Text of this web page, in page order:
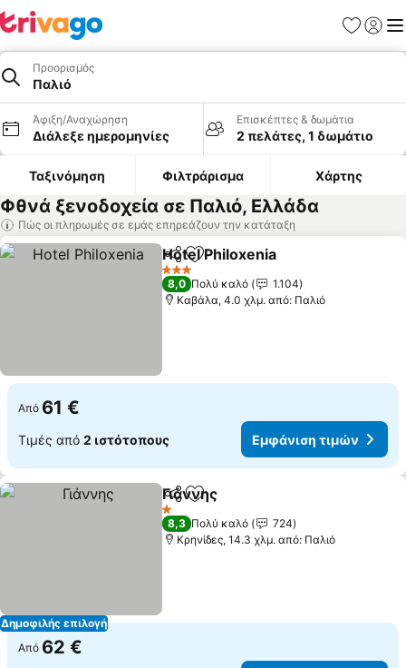
Προορισμός
Παλιό
Άφιξη/Αναχώρηση
Διάλεξε ημερομηνίες
Επισκέπτες & δωμάτια
2 πελάτες, 1 δωμάτιο
Ταξινόμηση Φιλτράρισμα Χάρτης
Φθνά ξενοδοχεία σε Παλιό, Ελλάδα
Πώς οι πληρωμές σε εμάς επηρεάζουν την κατάταξη
Κοινοποίηση
Προσθήκη στα αγαπημένα
Hotel Philoxenia
3 Αστέρια
8,0 Πολύ καλό
1.104
Καβάλα, 4.0 χλμ. από: Παλιό
Από 61 €
Τιμές από 2 ιστότοπους Εμφάνιση τιμών
Δημοφιλής επιλογή
Κοινοποίηση
Προσθήκη στα αγαπημένα
Γιάννης
1 Αστέρια
8,3 Πολύ καλό
724
Κρηνίδες, 14.3 χλμ. από: Παλιό
Από 62 €